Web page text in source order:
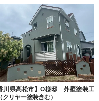
川県高松市】O様邸 外壁塗装工
クリヤー塗装含む）